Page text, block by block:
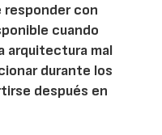
con
cuando
arquitectura mal
durante los
después en